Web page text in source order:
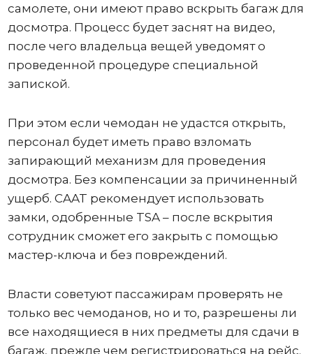
самолете, они имеют право вскрыть багаж для
досмотра. Процесс будет заснят на видео,
после чего владельца вещей уведомят о
проведенной процедуре специальной
запиской.
При этом если чемодан не удастся открыть,
персонал будет иметь право взломать
запирающий механизм для проведения
досмотра. Без компенсации за причиненный
ущерб. CAAT рекомендует использовать
замки, одобренные TSA – после вскрытия
сотрудник сможет его закрыть с помощью
мастер-ключа и без повреждений.
Власти советуют пассажирам проверять не
только вес чемоданов, но и то, разрешены ли
все находящиеся в них предметы для сдачи в
багаж, прежде чем регистрироваться на рейс.